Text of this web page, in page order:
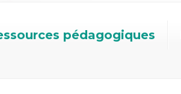
pédagogiques